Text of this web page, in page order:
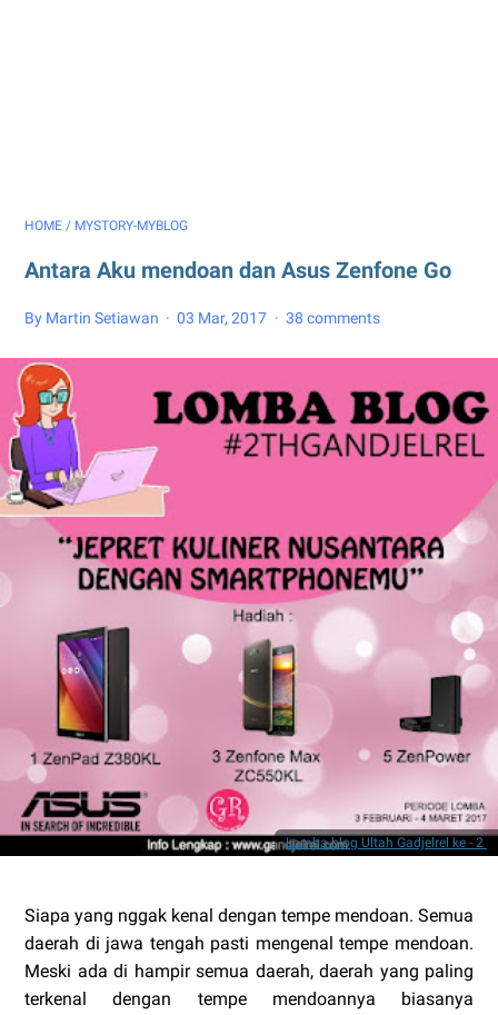
HOME / MYSTORY-MYBLOG
Antara Aku mendoan dan Asus Zenfone Go
By Martin Setiawan 03 Mar, 2017 38 comments
Lomba blog Ultah Gadjelrel ke - 2
Siapa yang nggak kenal dengan tempe mendoan. Semua
daerah di jawa tengah pasti mengenal tempe mendoan.
Meski ada di hampir semua daerah, daerah yang paling
terkenal dengan tempe mendoannya biasanya